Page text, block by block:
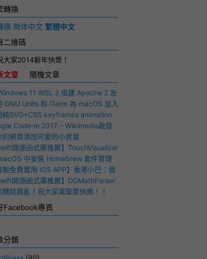
轉換
換 简体中文 繁體中文
二維碼
文章 隨機文章
11 WSL 2 搭建 Apache 2 及
7 開發環境
GNU Units 和 iTerm 為 macOS 加入
多功能計算機
純SVG+CSS keyframes animation
實現手寫毛筆字（書法）效果
Code-in 2017 – Wikimedia啟發
想
的網頁添加可愛的小倉鼠
開源函式庫推薦】TouchVisualizer
幕上顯示你所觸摸的位置
中安裝 Homebrew 套件管理
製免費實用 iOS APP】香港小巴：我
車！開源函式庫推薦】DDMathParser
過文字表達式（算式）計算結果
糖就搗亂！祝大家萬聖節快樂！！
Facebook專頁
分類